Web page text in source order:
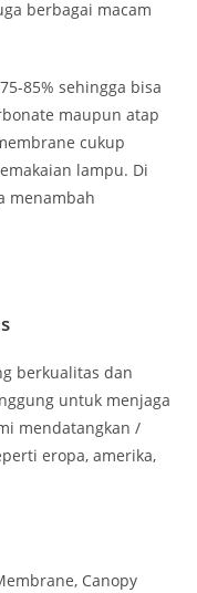
berbagai macam
85% sehingga bisa
maupun atap
cukup
lampu. Di
menambah
berkualitas dan
untuk menjaga
mendatangkan /
eropa, amerika,
Canopy